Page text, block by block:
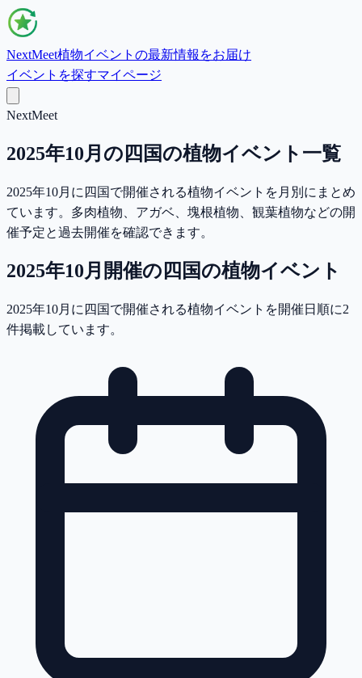
NextMeet植物イベントの最新情報をお届け
イベントを探すマイページ
NextMeet
2025年10月の四国の植物イベント一覧
2025年10月に四国で開催される植物イベントを月別にまとめ
ています。多肉植物、アガベ、塊根植物、観葉植物などの開
催予定と過去開催を確認できます。
2025年10月 開催の 四国の植物イベント
2025年10月に四国で開催される植物イベントを開催日順に2
件掲載しています。